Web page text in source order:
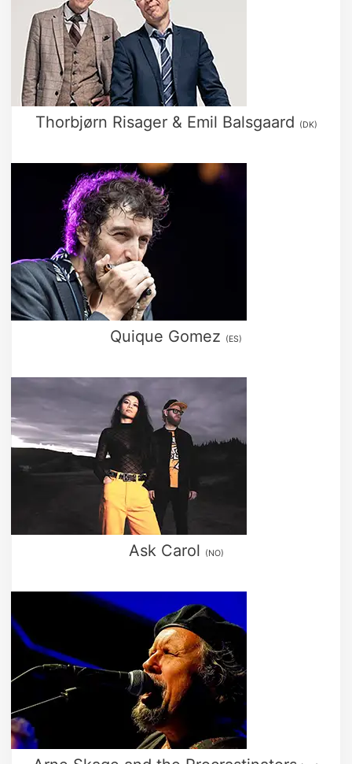
Thorbjørn Risager & Emil Balsgaard (DK)
Quique Gomez (ES)
Ask Carol (NO)